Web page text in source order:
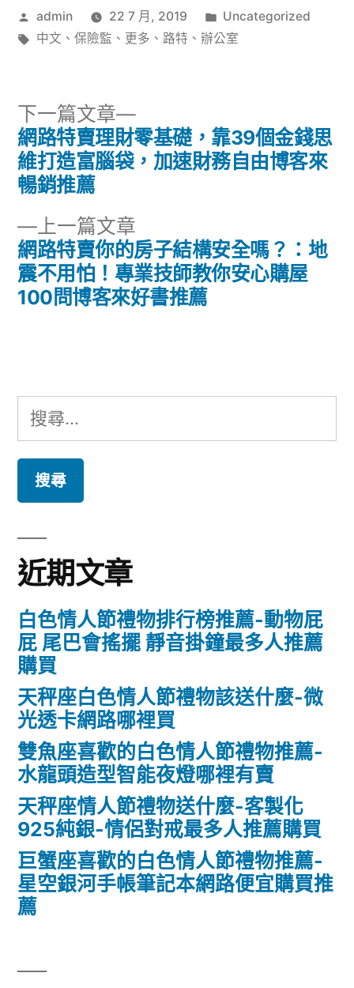
作
者:
admin 22 7 月, 2019
分
類:
Uncategorized
標
中文 、 保險監 、 更多 、 路特 、 辦公室
文
章
導
覽
上一篇文章
一
篇
文
網路特賣你的房子結構安全嗎？：地
震不用怕！專業技師教你安心購屋
100問博客來好書推薦
下一篇文章
下
一
篇
網路特賣理財零基礎，靠39個金錢思
維打造富腦袋，加速財務自由博客來
暢銷推薦
搜
尋
鍵
字:
近期文章
白色情人節禮物排行榜推薦-動物屁
屁 尾巴會搖擺 靜音掛鐘最多人推薦
購買
天秤座白色情人節禮物該送什麼-微
光透卡網路哪裡買
雙魚座喜歡的白色情人節禮物推薦-
水龍頭造型智能夜燈哪裡有賣
天秤座情人節禮物送什麼-客製化
925純銀-情侶對戒最多人推薦購買
巨蟹座喜歡的白色情人節禮物推薦-
星空銀河手帳筆記本網路便宜購買推
薦